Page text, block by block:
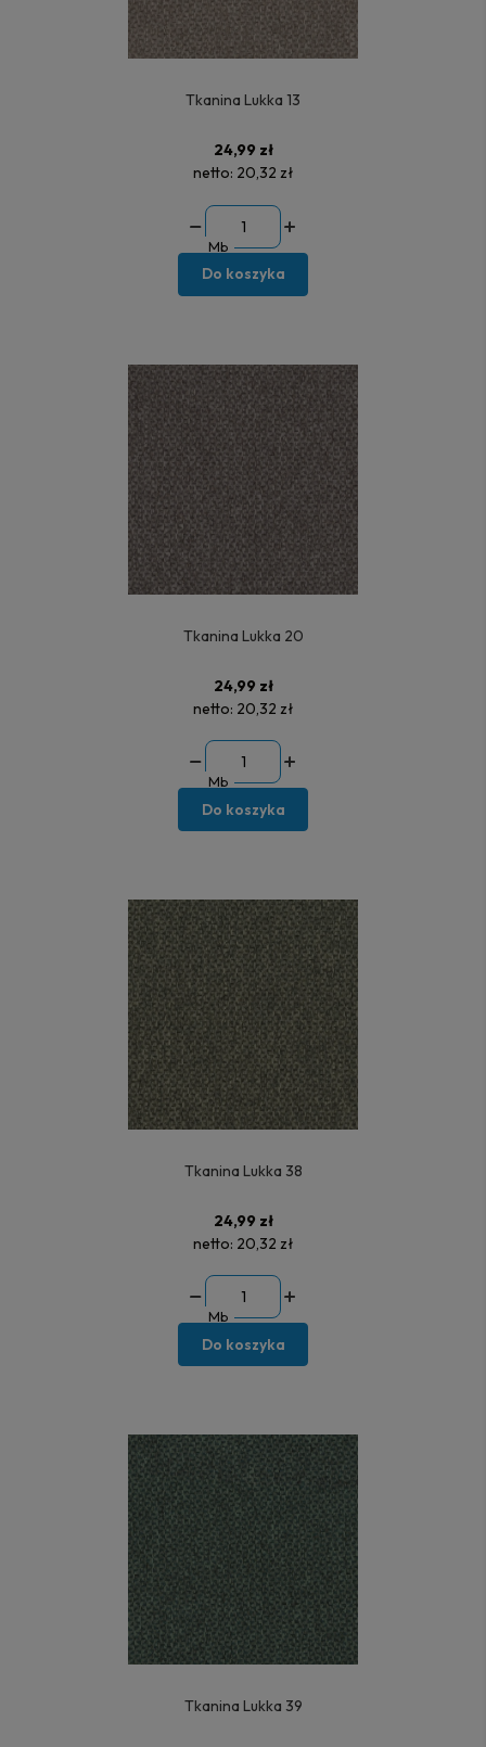
Tkanina Lukka 13
24,99 zł
netto: 20,32 zł
Mb
Do koszyka
Tkanina Lukka 20
24,99 zł
netto: 20,32 zł
Mb
Do koszyka
Tkanina Lukka 38
24,99 zł
netto: 20,32 zł
Mb
Do koszyka
Tkanina Lukka 39